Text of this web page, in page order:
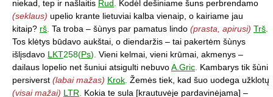
niekad, tep ir našlaitis Rud. Kodėl dešiniame šuns perbrendamo
(seklaus) upelio krante lietuviai kalba vienaip, o kairiame jau
kitaip? rš. Ta troba – šùnys par pamatus lindo (prasta, apirusi) Trš.
Tos klėtys būdavo aukštai, o diendaržis – tai pakertėm šùnys
išlįsdavo LKT258(Ps). Vieni kelmai, vieni krūmai, akmenys –
dailaus lopelio net šuniui atsigulti nebuvoA.Gric. Kambarys tik šùni
persiverst (labai mažas) Krok. Žemės tiek, kad šuo uodega užklotų
(visai mažai) LTR. Kokia te sula [krautuvėje pardavinėjama] –